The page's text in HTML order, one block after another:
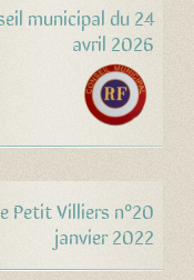
municipal du 24
avril 2026
Petit Villiers n°20
janvier 2022